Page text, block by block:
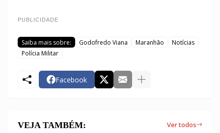
PUBLICIDADE
Saiba mais sobre: Godofredo Viana Maranhão
Notícias
Polícia Militar
Facebook
VEJA TAMBÉM: Ver todos